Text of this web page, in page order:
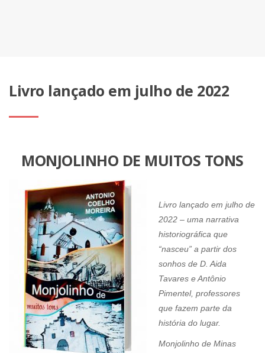
Livro lançado em julho de 2022
MONJOLINHO DE MUITOS TONS
Livro lançado em julho de
2022 – uma narrativa
historiográfica que
“nasceu” a partir dos
sonhos de D. Aida
Tavares e Antônio
Pimentel, professores
que fazem parte da
história do lugar.
Monjolinho de Minas